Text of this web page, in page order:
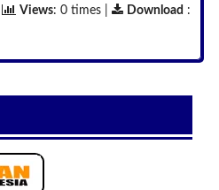
Views: 0 times | Download :